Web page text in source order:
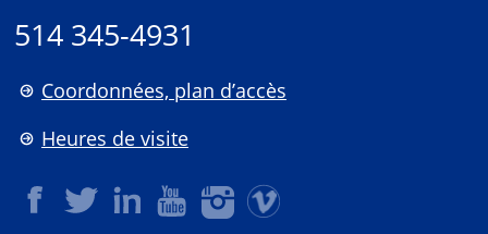
514 345-4931
Coordonnées, plan d’accès
Heures de visite